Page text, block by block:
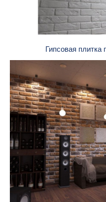
Гипсовая плитка